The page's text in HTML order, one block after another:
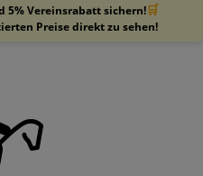
5% Vereinsrabatt sichern!🛒
Preise direkt zu sehen!